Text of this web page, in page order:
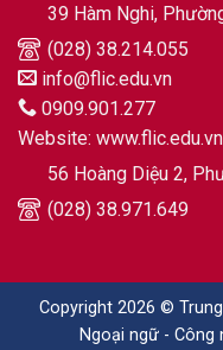
39 Hàm Nghi,
(028) 38.214.055
info@flic.edu.vn
0909.901.277
Website: www.flic.edu.vn
56 Hoàng Diệu 2,
(028) 38.971.649
Copyright 2026 ©
Ngoại ngữ - Công